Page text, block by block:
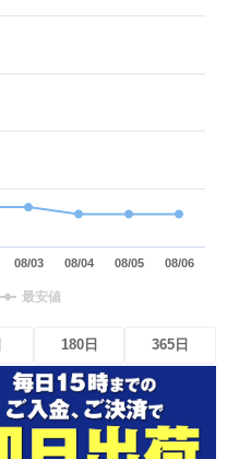
最安値
08/03 08/04 08/05 08/06
180日 365日